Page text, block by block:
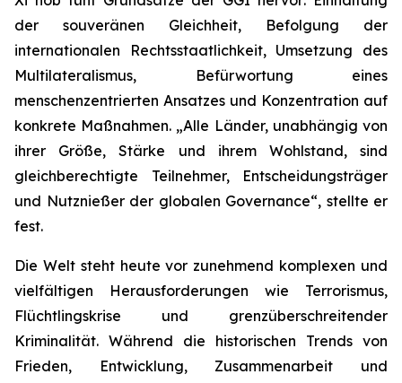
der souveränen Gleichheit, Befolgung der
internationalen Rechtsstaatlichkeit, Umsetzung des
Multilateralismus, Befürwortung eines
menschenzentrierten Ansatzes und Konzentration auf
konkrete Maßnahmen. „Alle Länder, unabhängig von
ihrer Größe, Stärke und ihrem Wohlstand, sind
gleichberechtigte Teilnehmer, Entscheidungsträger
und Nutznießer der globalen Governance“, stellte er
fest.
Die Welt steht heute vor zunehmend komplexen und
vielfältigen Herausforderungen wie Terrorismus,
Flüchtlingskrise und grenzüberschreitender
Kriminalität. Während die historischen Trends von
Frieden, Entwicklung, Zusammenarbeit und